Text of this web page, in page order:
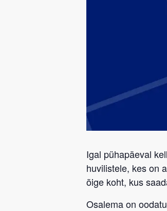
Igal pühapäeval
huvilistele, kes on
õige koht, kus
Osalema on